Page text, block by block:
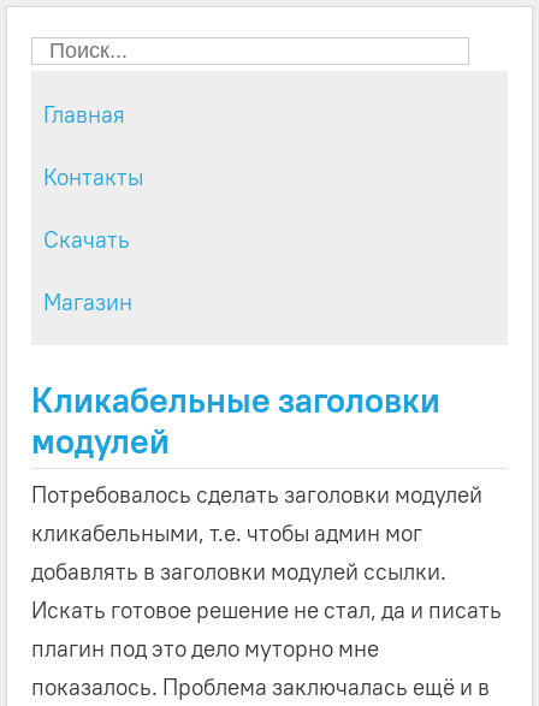
Главная
Контакты
Скачать
Магазин
Кликабельные заголовки
модулей
Потребовалось сделать заголовки модулей
кликабельными, т.е. чтобы админ мог
добавлять в заголовки модулей ссылки.
Искать готовое решение не стал, да и писать
плагин под это дело муторно мне
показалось. Проблема заключалась ещё и в